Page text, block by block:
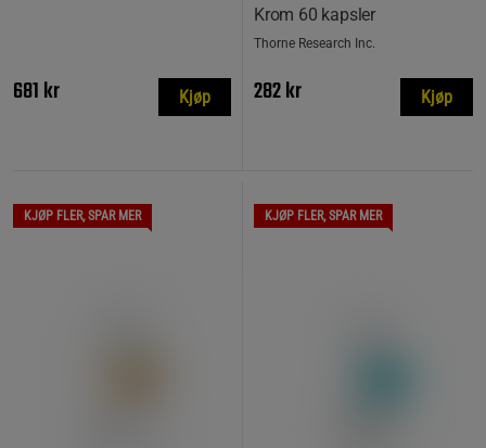
681 kr Kjøp
Krom 60 kapsler
Thorne Research Inc.
282 kr Kjøp
KJØP FLER, SPAR MER KJØP FLER, SPAR MER